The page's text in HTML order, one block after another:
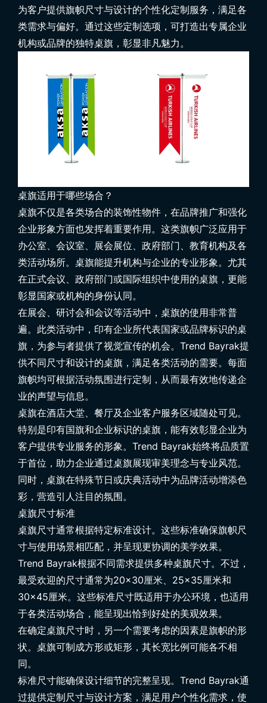
为客户提供旗帜尺寸与设计的个性化定制服务，满足各
类需求与偏好。通过这些定制选项，可打造出专属企业
机构或品牌的独特桌旗，彰显非凡魅力。
桌旗适用于哪些场合？
桌旗不仅是各类场合的装饰性物件，在品牌推广和强化
企业形象方面也发挥着重要作用。这类旗帜广泛应用于
办公室、会议室、展会展位、政府部门、教育机构及各
类活动场所。桌旗能提升机构与企业的专业形象。尤其
在正式会议、政府部门或国际组织中使用的桌旗，更能
彰显国家或机构的身份认同。
在展会、研讨会和会议等活动中，桌旗的使用非常普
遍。此类活动中，印有企业所代表国家或品牌标识的桌
旗，为参与者提供了视觉宣传的机会。Trend Bayrak提
供不同尺寸和设计的桌旗，满足各类活动的需要。每面
旗帜均可根据活动氛围进行定制，从而最有效地传递企
业的声望与信息。
桌旗在酒店大堂、餐厅及企业客户服务区域随处可见。
特别是印有国旗和企业标识的桌旗，能有效彰显企业为
客户提供专业服务的形象。Trend Bayrak始终将品质置
于首位，助力企业通过桌旗展现审美理念与专业风范。
同时，桌旗在特殊节日或庆典活动中为品牌活动增添色
彩，营造引人注目的氛围。
桌旗尺寸标准
桌旗尺寸通常根据特定标准设计。这些标准确保旗帜尺
寸与使用场景相匹配，并呈现更协调的美学效果。
Trend Bayrak根据不同需求提供多种桌旗尺寸。不过，
最受欢迎的尺寸通常为20×30厘米、25×35厘米和
30×45厘米。这些标准尺寸既适用于办公环境，也适用
于各类活动场合，能呈现出恰到好处的美观效果。
在确定桌旗尺寸时，另一个需要考虑的因素是旗帜的形
状。桌旗可制成方形或矩形，其长宽比例可能各不相
同。
标准尺寸能确保设计细节的完整呈现。Trend Bayrak通
过提供定制尺寸与设计方案，满足用户个性化需求，使